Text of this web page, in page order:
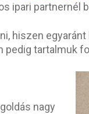
ipari
hiszen
pedig tartalmuk
nagy